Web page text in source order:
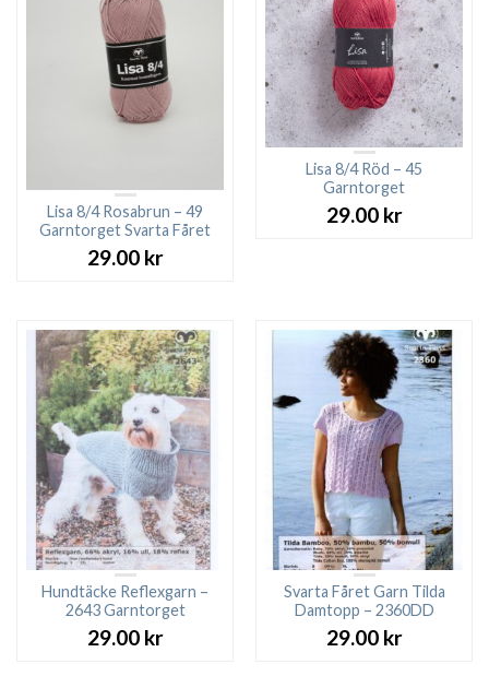
Lisa 8/4 Rosabrun – 49
Garntorget Svarta Fåret
29.00 kr
Lisa 8/4 Röd – 45
Garntorget
29.00 kr
Hundtäcke Reflexgarn –
2643 Garntorget
29.00 kr
Svarta Fåret Garn Tilda
Damtopp – 2360DD
29.00 kr